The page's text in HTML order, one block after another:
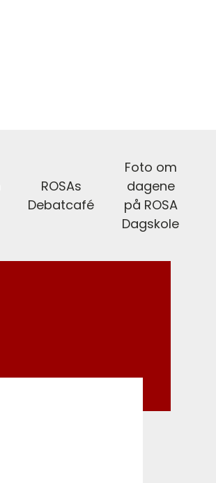
ROSAs
Debatcafé
Foto om
dagene
på ROSA
Dagskole